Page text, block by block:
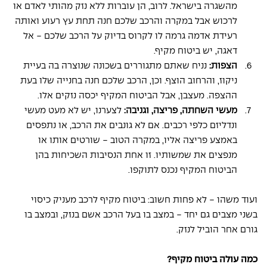
מהשגרה בישראל. לרוב, הן עוברות ללא נזק מהותי לאדם או
לרכוש אבל במקרה והרכב שלכם חנה תחת עץ רעוע ואותה
רעידת אדמה גרמה לו לקרוס בדיוק על הרכב שלכם - אל
דאגה, יש ביטוח מקיף.
הצפות: נניח שאתם מתגוררים בשכונה שנוצרה בה בעיית
ניקוז, והרחוב הוצף. וכן, הרכב שלכם חנה בחנייה שלו בעת
ההצפה. מעצבן, אבל הביטוח המקיף יכסה נזקים אלו.
מעשי השחתה, פריצה, וגניבה: לצערנו, יש לא מעט מעשי
ונדליזם כלפי רכבים. אם לא גונבים את הרכב, או נתפסים
באמצע פריצה אליו, במקרה הטוב - שורטים אותו או
מנפצים את שמשותיו. זו אחת הנסיבות השכיחות בהן
הביטוח המקיף נכנס לתוקפו.
ועוד משהו - לא פחות חשוב: ביטוח מקיף לרכב מעניק כיסוי
בשני מצבים גם יחד - במצב בו בעל הרכב אשם בנזק, ובמצב בו
גורם אחר הוביל לנזק.
כמה עולה ביטוח מקיף?